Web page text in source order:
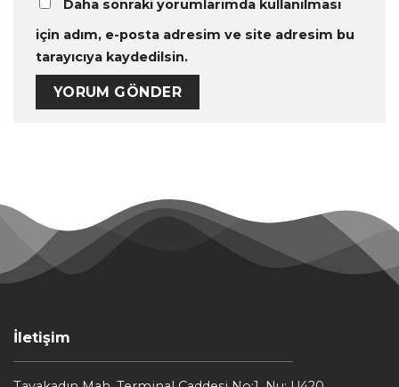
Daha sonraki yorumlarımda kullanılması
için adım, e-posta adresim ve site adresim bu
tarayıcıya kaydedilsin.
İletişim